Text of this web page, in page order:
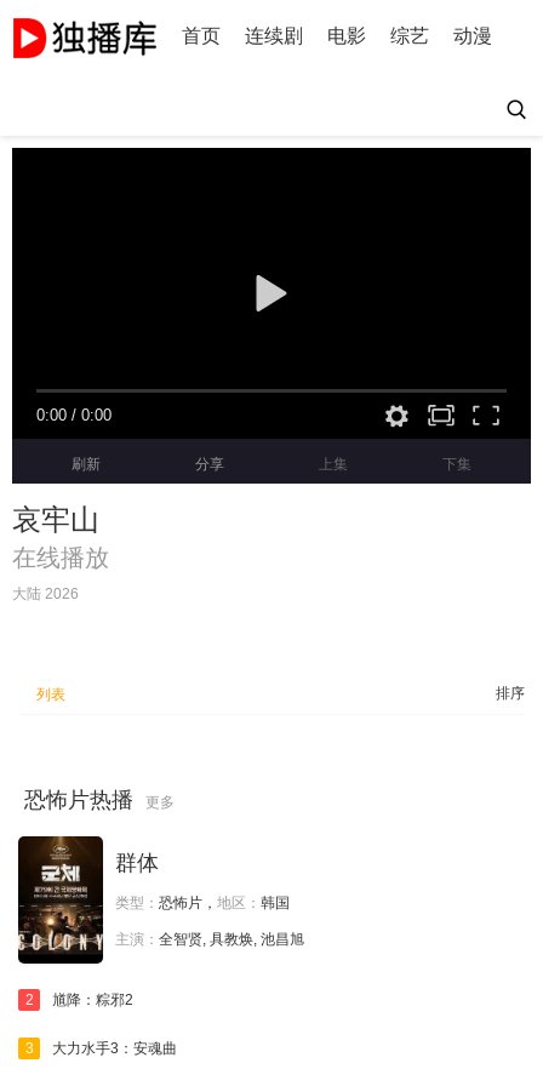
首页 连续剧 电影 综艺 动漫
0:00 / 0:00
刷新 分享 上集 下集
哀牢山
在线播放
大陆 2026
排序
列表
恐怖片热播 更多
群体
类型： 恐怖片， 地区： 韩国
主演： 全智贤, 具教焕, 池昌旭
2 馗降：粽邪2
3 大力水手3：安魂曲